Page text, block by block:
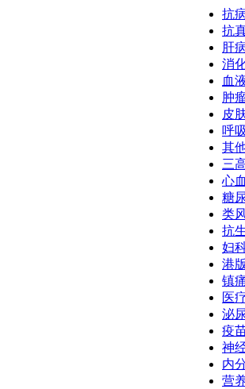
抗
抗
肝
消
血
肿
皮
呼
其
三
心
糖
类
抗
妇
港
镇
医
泌
疫
神
内
营